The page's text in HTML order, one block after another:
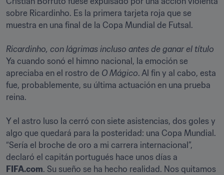
sobre Ricardinho. Es la primera tarjeta roja que se
muestra en una final de la Copa Mundial de Futsal.
Ricardinho, con lágrimas incluso antes de ganar el título
Ya cuando sonó el himno nacional, la emoción se
apreciaba en el rostro de O Mágico. Al fin y al cabo, esta
fue, probablemente, su última actuación en una prueba
reina.
Y el astro luso la cerró con siete asistencias, dos goles y
algo que quedará para la posteridad: una Copa Mundial.
“Sería el broche de oro a mi carrera internacional”,
FIFA.com. Su sueño se ha hecho realidad. Nos quitamos